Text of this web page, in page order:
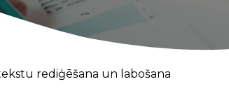
rediģēšana un labošana